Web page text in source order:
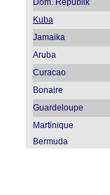
Dom. Republik
Kuba
Jamaika
Aruba
Curacao
Bonaire
Guardeloupe
Martinique
Bermuda